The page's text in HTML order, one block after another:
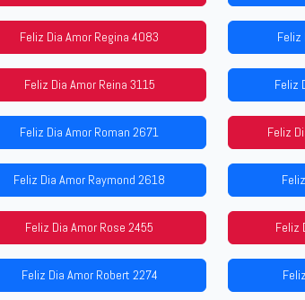
Feliz Dia Amor Regina 4083 Feliz
Feliz Dia Amor Reina 3115 Feliz
Feliz Dia Amor Roman 2671 Feliz
Feliz Dia Amor Raymond 2618
Feliz Dia Amor Rose 2455 Feliz
Feliz Dia Amor Robert 2274